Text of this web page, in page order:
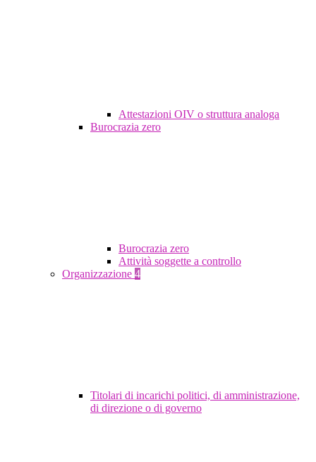
Attestazioni OIV o struttura analoga
Burocrazia zero
Burocrazia zero
Attività soggette a controllo
Organizzazione 4
Titolari di incarichi politici, di amministrazione,
di direzione o di governo